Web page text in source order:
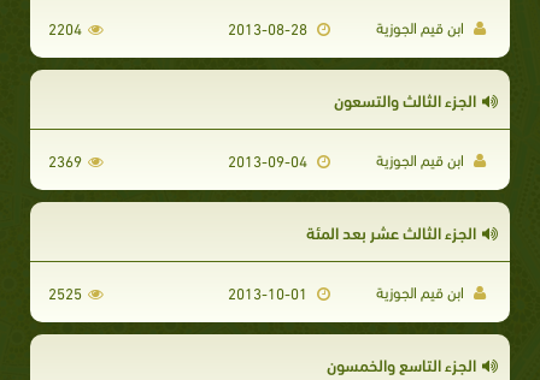
ابن قيم الجوزية 2204
الجزء الثالث والتسعون
ابن قيم الجوزية 2369
الجزء الثالث عشر بعد المئة
ابن قيم الجوزية 2525
الجزء التاسع والخمسون